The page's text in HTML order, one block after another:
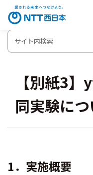
【別紙3
同実験につ
1．実施概要